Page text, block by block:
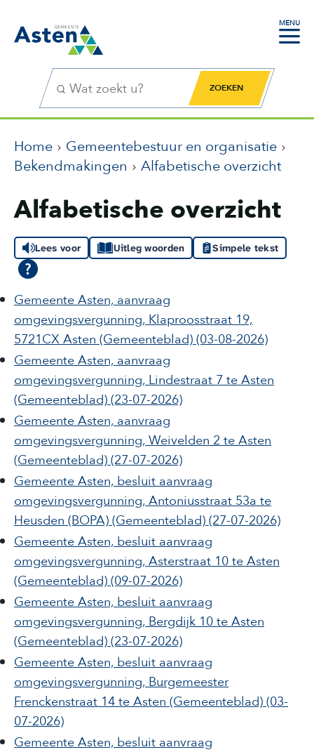
MENU
Zoekfunctie Zoekknop
Home
Gemeentebestuur en organisatie
Bekendmakingen
Alfabetische overzicht
Alfabetische overzicht
Lees voor Uitleg woorden Simpele tekst
Gemeente Asten, aanvraag
omgevingsvergunning, Klaproosstraat 19,
5721CX Asten (Gemeenteblad) (03-08-2026)
Gemeente Asten, aanvraag
omgevingsvergunning, Lindestraat 7 te Asten
(Gemeenteblad) (23-07-2026)
Gemeente Asten, aanvraag
omgevingsvergunning, Weivelden 2​ te Asten
(Gemeenteblad) (27-07-2026)
Gemeente Asten, besluit aanvraag
omgevingsvergunning, Antoniusstraat 53a te
Heusden (BOPA) (Gemeenteblad) (27-07-2026)
Gemeente Asten, besluit aanvraag
omgevingsvergunning, Asterstraat 10 te Asten
(Gemeenteblad) (09-07-2026)
Gemeente Asten, besluit aanvraag
omgevingsvergunning, Bergdijk 10​ te Asten
(Gemeenteblad) (23-07-2026)
Gemeente Asten, besluit aanvraag
omgevingsvergunning, Burgemeester
Frenckenstraat 14 te Asten (Gemeenteblad) (03-
07-2026)
Gemeente Asten, besluit aanvraag